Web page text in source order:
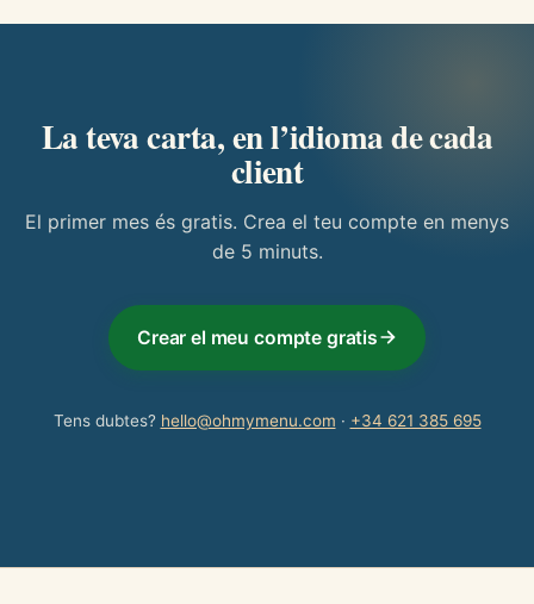
La teva carta, en l’idioma de cada
client
El primer mes és gratis. Crea el teu compte en menys
de 5 minuts.
Crear el meu compte gratis
Tens dubtes? hello@ohmymenu.com · +34 621 385 695